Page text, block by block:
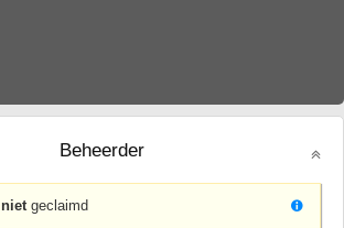
Beheerder
nietgeclaimd